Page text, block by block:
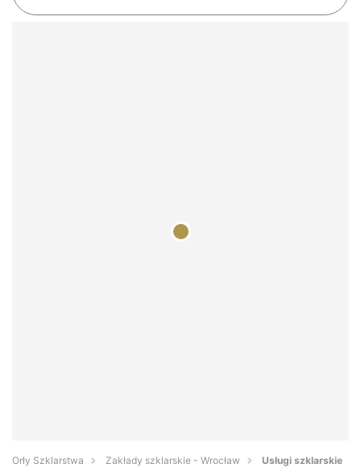
Orły Szklarstwa Zakłady szklarskie - Wrocław Usługi szklarskie